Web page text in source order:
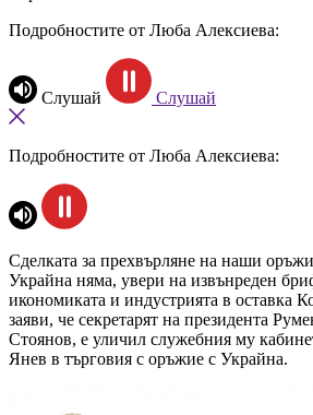
Подробностите от Люба Алексиева:
Слушай Слушай
Подробностите от Люба Алексиева:
Сделката за прехвърляне на наши
Украйна няма, увери на извънреден
икономиката и индустрията в оставка
заяви, че секретарят на президента
Стоянов, е уличил служебния му
Янев в търговия с оръжие с Украйна.